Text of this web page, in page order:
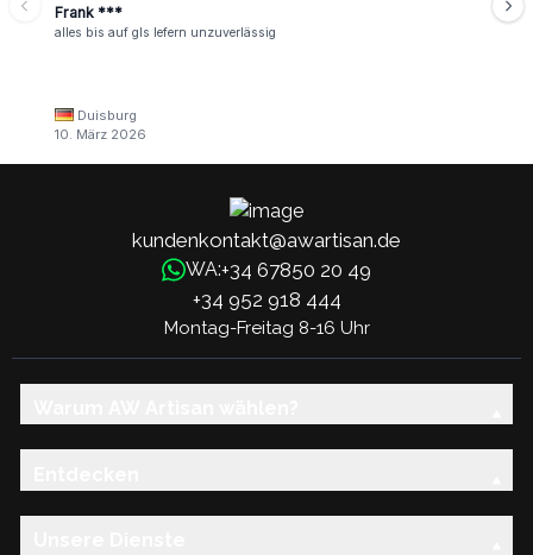
Frank ***
alles bis auf gls lefern unzuverlässig
Duisburg
10. März 2026
kundenkontakt@awartisan.de
WA:+34 67850 20 49
+34 952 918 444
Montag-Freitag 8-16 Uhr